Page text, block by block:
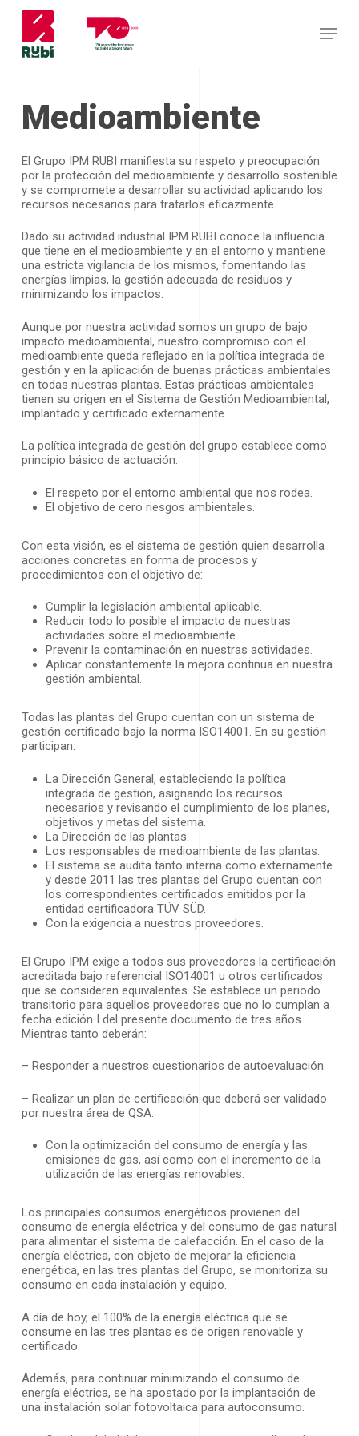
content
Menu
Medioambiente
El Grupo IPM RUBI manifiesta su respeto y preocupación
por la protección del medioambiente y desarrollo sostenible
y se compromete a desarrollar su actividad aplicando los
recursos necesarios para tratarlos eficazmente.
Dado su actividad industrial IPM RUBI conoce la influencia
que tiene en el medioambiente y en el entorno y mantiene
una estricta vigilancia de los mismos, fomentando las
energías limpias, la gestión adecuada de residuos y
minimizando los impactos.
Aunque por nuestra actividad somos un grupo de bajo
impacto medioambiental, nuestro compromiso con el
medioambiente queda reflejado en la política integrada de
gestión y en la aplicación de buenas prácticas ambientales
en todas nuestras plantas. Estas prácticas ambientales
tienen su origen en el Sistema de Gestión Medioambiental,
implantado y certificado externamente.
La política integrada de gestión del grupo establece como
principio básico de actuación:
El respeto por el entorno ambiental que nos rodea.
El objetivo de cero riesgos ambientales.
Con esta visión, es el sistema de gestión quien desarrolla
acciones concretas en forma de procesos y
procedimientos con el objetivo de:
Cumplir la legislación ambiental aplicable.
Reducir todo lo posible el impacto de nuestras
actividades sobre el medioambiente.
Prevenir la contaminación en nuestras actividades.
Aplicar constantemente la mejora continua en nuestra
gestión ambiental.
Todas las plantas del Grupo cuentan con un sistema de
gestión certificado bajo la norma ISO14001. En su gestión
participan:
La Dirección General, estableciendo la política
integrada de gestión, asignando los recursos
necesarios y revisando el cumplimiento de los planes,
objetivos y metas del sistema.
La Dirección de las plantas.
Los responsables de medioambiente de las plantas.
El sistema se audita tanto interna como externamente
y desde 2011 las tres plantas del Grupo cuentan con
los correspondientes certificados emitidos por la
entidad certificadora TÜV SÜD.
Con la exigencia a nuestros proveedores.
El Grupo IPM exige a todos sus proveedores la certificación
acreditada bajo referencial ISO14001 u otros certificados
que se consideren equivalentes. Se establece un periodo
transitorio para aquellos proveedores que no lo cumplan a
fecha edición I del presente documento de tres años.
Mientras tanto deberán:
– Responder a nuestros cuestionarios de autoevaluación.
– Realizar un plan de certificación que deberá ser validado
por nuestra área de QSA.
Con la optimización del consumo de energía y las
emisiones de gas, así como con el incremento de la
utilización de las energías renovables.
Los principales consumos energéticos provienen del
consumo de energía eléctrica y del consumo de gas natural
para alimentar el sistema de calefacción. En el caso de la
energía eléctrica, con objeto de mejorar la eficiencia
energética, en las tres plantas del Grupo, se monitoriza su
consumo en cada instalación y equipo.
A día de hoy, el 100% de la energía eléctrica que se
consume en las tres plantas es de origen renovable y
certificado.
Además, para continuar minimizando el consumo de
energía eléctrica, se ha apostado por la implantación de
una instalación solar fotovoltaica para autoconsumo.